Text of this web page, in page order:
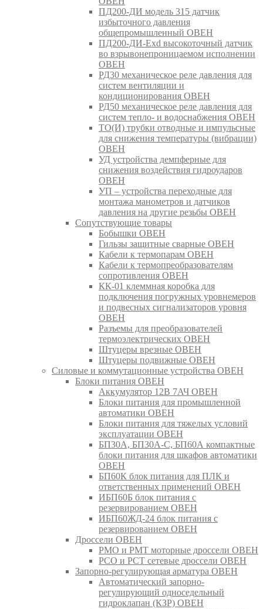
ПД200-ДИ модель 315 датчик
избыточного давления
общепромышленный ОВЕН
ПД200-ДИ-Exd высокоточный датчик
во взрывонепроницаемом исполнении
ОВЕН
РД30 механическое реле давления для
систем вентиляции и
кондиционирования ОВЕН
РД50 механическое реле давления для
систем тепло- и водоснабжения ОВЕН
ТО(И) трубки отводные и импульсные
для снижения температуры (вибрации)
ОВЕН
УД устройства демпферные для
снижения воздействия гидроударов
ОВЕН
УП – устройства переходные для
монтажа манометров и датчиков
давления на другие резьбы ОВЕН
Сопутствующие товары
Бобышки ОВЕН
Гильзы защитные сварные ОВЕН
Кабели к термопарам ОВЕН
Кабели к термопреобразователям
сопротивления ОВЕН
КК-01 клеммная коробка для
подключения погружных уровнемеров
и подвесных сигнализаторов уровня
ОВЕН
Разъемы для преобразователей
термоэлектрических ОВЕН
Штуцеры врезные ОВЕН
Штуцеры подвижные ОВЕН
Силовые и коммутационные устройства ОВЕН
Блоки питания ОВЕН
Аккумулятор 12В 7АЧ ОВЕН
Блоки питания для промышленной
автоматики ОВЕН
Блоки питания для тяжелых условий
эксплуатации ОВЕН
БП30А, БП30А-С, БП60А компактные
блоки питания для шкафов автоматики
ОВЕН
БП60К блок питания для ПЛК и
ответственных применений ОВЕН
ИБП60Б блок питания с
резервированием ОВЕН
ИБП60ЖД-24 блок питания с
резервированием ОВЕН
Дроссели ОВЕН
РМО и РМТ моторные дроссели ОВЕН
РСО и РСТ сетевые дроссели ОВЕН
Запорно-регулирующая арматура ОВЕН
Автоматический запорно-
регулирующий односедельный
гидроклапан (КЗР) ОВЕН